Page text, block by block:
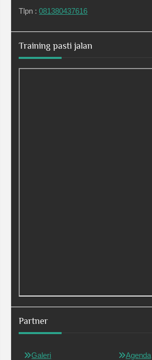
Tlpn :081380437616
Training pasti jalan
Partner
Galeri
Agenda